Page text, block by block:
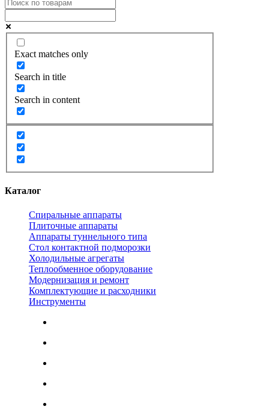
Exact matches only
Search in title
Search in content
Каталог
Спиральные аппараты
Плиточные аппараты
Аппараты туннельного типа
Стол контактной подморозки
Холодильные агрегаты
Теплообменное оборудование
Модернизация и ремонт
Комплектующие и расходники
Инструменты